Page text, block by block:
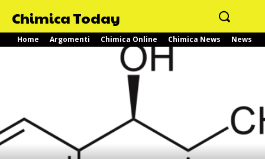
Chimica Today
Home Argomenti Chimica Online Chimica News News